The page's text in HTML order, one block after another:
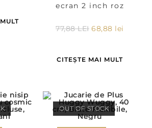
ecran 2 inch roz
77,88LEI 68,88 lei
CITEȘTE MAI MULT
OUT OF STOCK